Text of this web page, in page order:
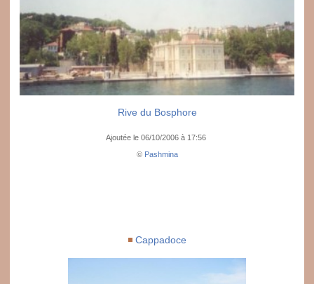
Rive du Bosphore
Ajoutée le 06/10/2006 à 17:56
© Pashmina
Cappadoce